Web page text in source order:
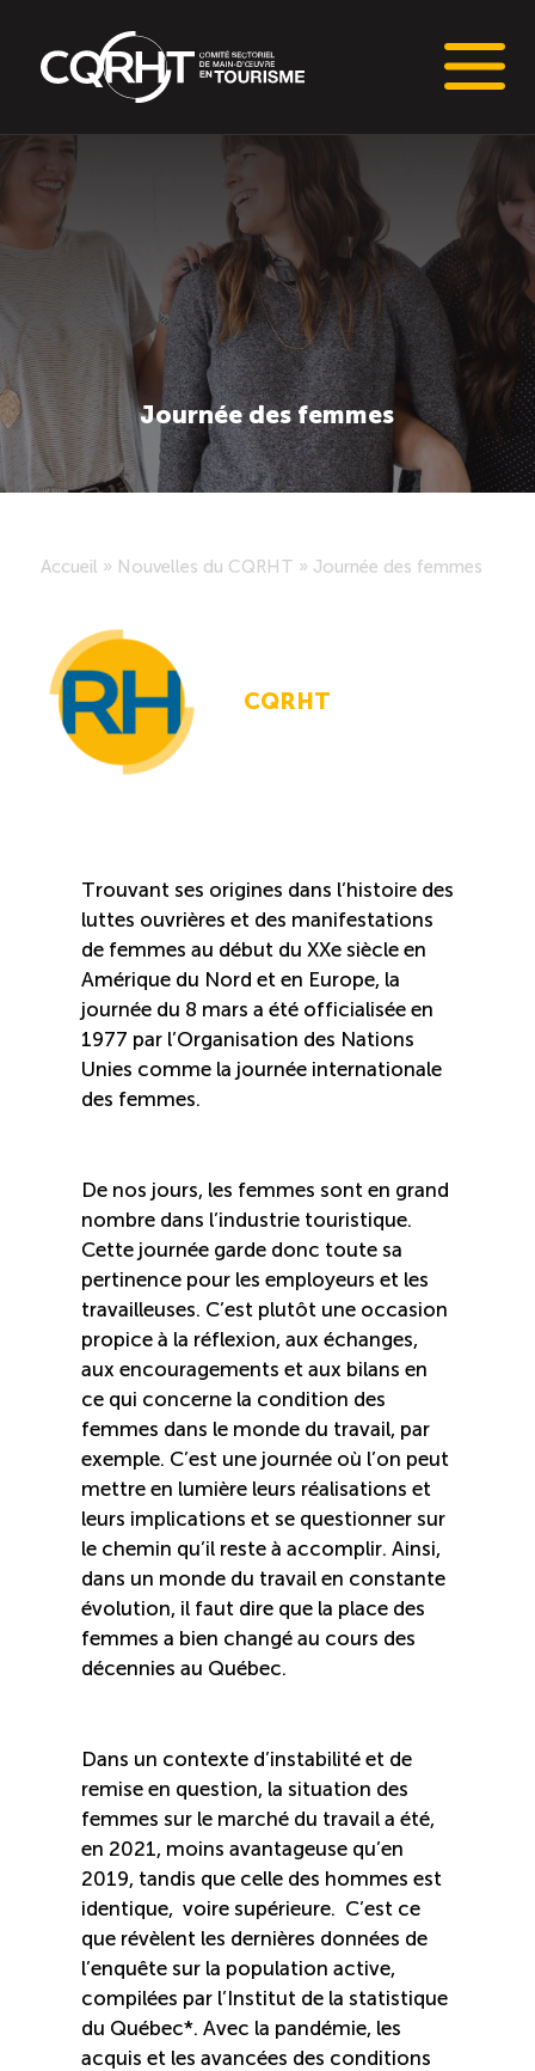
Connaissances stratégiques
Informations sur le marché du travail (IMT)
Tableaux de bord de l’industrie touristique
Main-d’oeuvre en tourisme
Le pôle IMT
Outils et ressources
Portail RH
Diffusion d’offres d’emploi en ligne
Programmes d’aide et subventions
Recrutement de travailleurs étrangers
Compétences et formations
Nouvelles formations
Programme de formation EMERIT
Cuisinier : programme alternance travail-étude
(COUD)
Apprentissage en milieu de travail (PAMT)
Reconnaissance des compétences (RCMO)
Initiatives
Destination IA: Un franc succès
Diagnostic régional Nord-du-Québec
Programme de francisation pour les entreprises
touristiques
Journée des femmes
Accueil » Nouvelles du CQRHT » Journée des femmes
CQRHT
Trouvant ses origines dans l’histoire des
luttes ouvrières et des manifestations
de femmes au début du XXe siècle en
Amérique du Nord et en Europe, la
journée du 8 mars a été officialisée en
1977 par l’Organisation des Nations
Unies comme la journée internationale
des femmes.
De nos jours, les femmes sont en grand
nombre dans l’industrie touristique.
Cette journée garde donc toute sa
pertinence pour les employeurs et les
travailleuses. C’est plutôt une occasion
propice à la réflexion, aux échanges,
aux encouragements et aux bilans en
ce qui concerne la condition des
femmes dans le monde du travail, par
exemple. C’est une journée où l’on peut
mettre en lumière leurs réalisations et
leurs implications et se questionner sur
le chemin qu’il reste à accomplir. Ainsi,
dans un monde du travail en constante
évolution, il faut dire que la place des
femmes a bien changé au cours des
décennies au Québec.
Dans un contexte d’instabilité et de
remise en question, la situation des
femmes sur le marché du travail a été,
en 2021, moins avantageuse qu’en
2019, tandis que celle des hommes est
identique, voire supérieure. C’est ce
que révèlent les dernières données de
l’enquête sur la population active,
compilées par l’Institut de la statistique
du Québec*. Avec la pandémie, les
acquis et les avancées des conditions